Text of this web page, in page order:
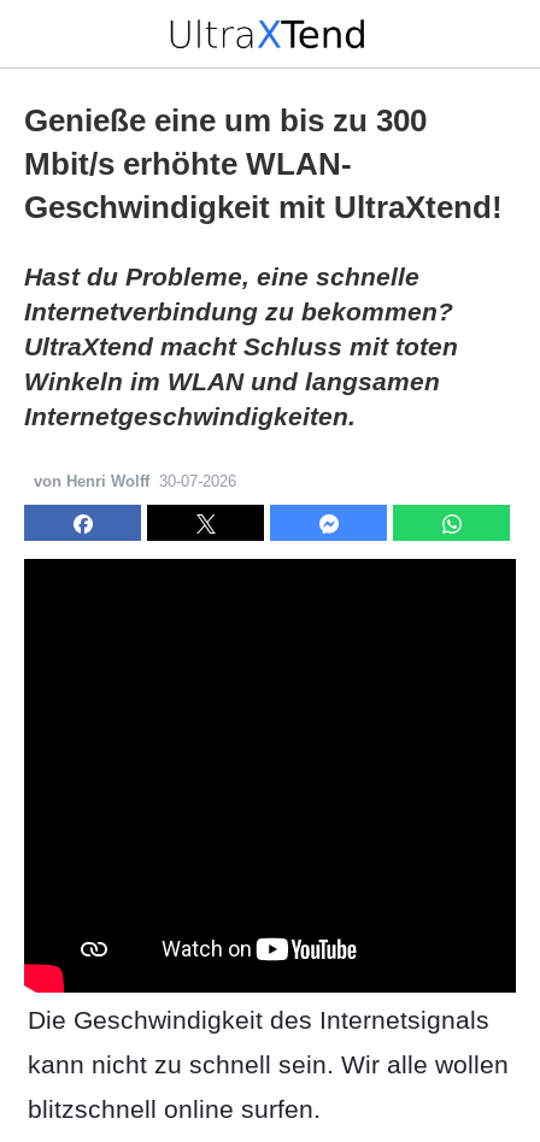
Genieße eine um bis zu 300
Mbit/s erhöhte WLAN-
Geschwindigkeit mit UltraXtend!
Hast du Probleme, eine schnelle
Internetverbindung zu bekommen?
UltraXtend macht Schluss mit toten
Winkeln im WLAN und langsamen
Internetgeschwindigkeiten.
von Henri Wolff 30-07-2026
Die Geschwindigkeit des Internetsignals
kann nicht zu schnell sein. Wir alle wollen
blitzschnell online surfen.